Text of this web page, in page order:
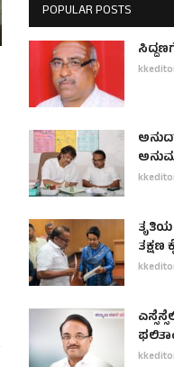
POPULAR POSTS
ತಕ್ಷಣ